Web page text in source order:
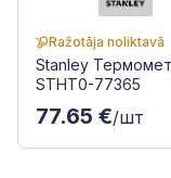
Ražotāja noliktavā
Stanley
STHT0-77365
77.65 €/шт